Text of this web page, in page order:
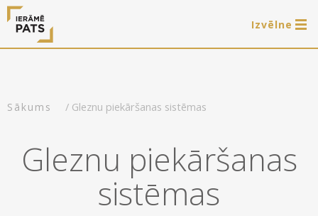
Izvēlne
Piedāvājam
Ierāmēšanas darbus
Sākums / Gleznu piekāršanas sistēmas
Gleznu piekāršanas
sistēmas